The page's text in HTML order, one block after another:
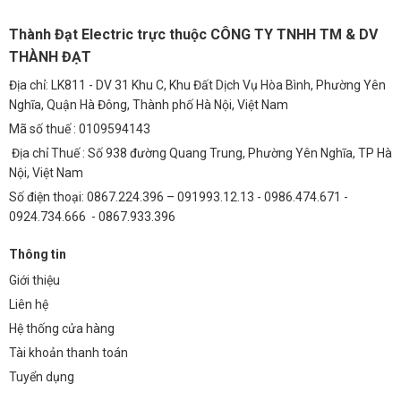
trên thị trường. Tuy nhiên, để đảm bảo hiệu suất và tuổi thọ tốt nhất,
bạn nên chọn đèn LED có điện áp và dòng điện phù hợp với thông số
kỹ thuật của nguồn.
4.2. Làm thế nào để biết nguồn Done 100w có bị lỗi
không?
Các dấu hiệu cho thấy nguồn Done 100w có thể bị lỗi bao gồm: đèn
nguồn quá nóng.
năng tản nhiệt tốt, nhưng trong điều kiện nhiệt độ cao hoặc hoạt
động liên tục, bạn nên sử dụng thêm quạt tản nhiệt để đảm bảo tuổi
thọ của nguồn.
4.4. Thời gian bảo hành của nguồn Done 100w là bao
lâu?
Thành Đạt Electric trực thuộc CÔNG TY TNHH TM & DV
THÀNH ĐẠT
Địa chỉ: LK811 - DV 31 Khu C, Khu Đất Dịch Vụ Hòa Bình, Phường Yên
Nghĩa, Quận Hà Đông, Thành phố Hà Nội, Việt Nam
Mã số thuế : 0109594143
Địa chỉ Thuế : Số 938 đường Quang Trung, Phường Yên Nghĩa, TP Hà
Nội, Việt Nam
Số điện thoại: 0867.224.396 – 091993.12.13 - 0986.474.671 -
0924.734.666 - 0867.933.396
Thông tin
Giới thiệu
Liên hệ
Hệ thống cửa hàng
Tài khoản thanh toán
Tuyển dụng